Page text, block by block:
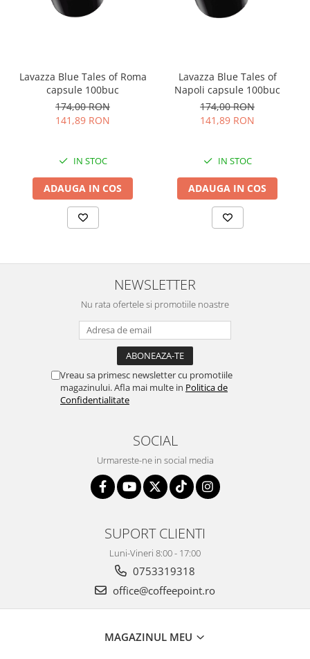
Lavazza Blue Tales of Roma
capsule 100buc
174,00 RON
141,89 RON
IN STOC
ADAUGA IN COS
Lavazza Blue Tales of
Napoli capsule 100buc
174,00 RON
141,89 RON
IN STOC
ADAUGA IN COS
NEWSLETTER
Nu rata ofertele si promotiile noastre
Vreau sa primesc newsletter cu promotiile
magazinului. Afla mai multe in Politica de
Confidentialitate
SOCIAL
Urmareste-ne in social media
SUPORT CLIENTI
Luni-Vineri 8:00 - 17:00
0753319318
office@coffeepoint.ro
MAGAZINUL MEU